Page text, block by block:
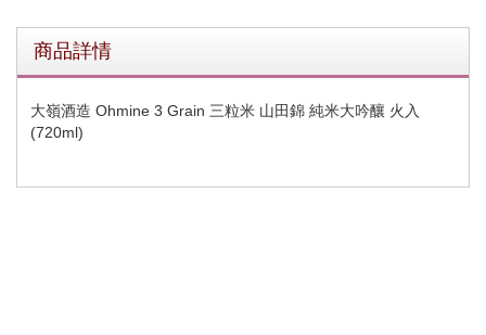
商品詳情
大嶺酒造 Ohmine 3 Grain 三粒米 山田錦 純米大吟釀 火入
(720ml)